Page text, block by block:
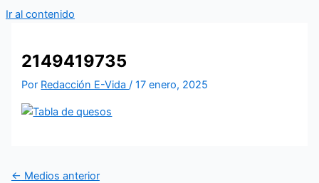
Ir al contenido
2149419735
Por Redacción E-Vida/17 enero, 2025
← Medios anterior